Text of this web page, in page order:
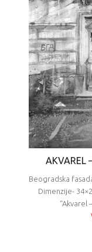
AKVAREL
Beogradska
Dimenzije-
“Akvarel